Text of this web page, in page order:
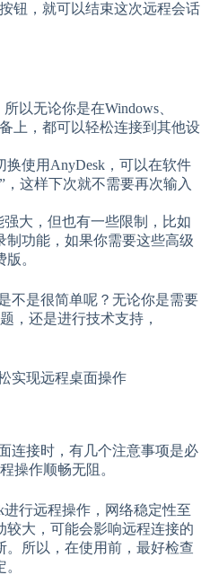
钮，就可以结束这次远程会话
以无论你是在Windows、
上，都可以轻松连接到其他设
使用AnyDesk，可以在软件
这样下次就不需要再次输入
大，但也有一些限制，比如
制功能，如果你需要这些高级
。
不是很简单呢？无论你是需要
，还是进行技术支持，
连接时，有几个注意事项是必
操作顺畅无阻。
行远程操作，网络稳定性至
较大，可能会影响远程连接的
。所以，在使用前，最好检查